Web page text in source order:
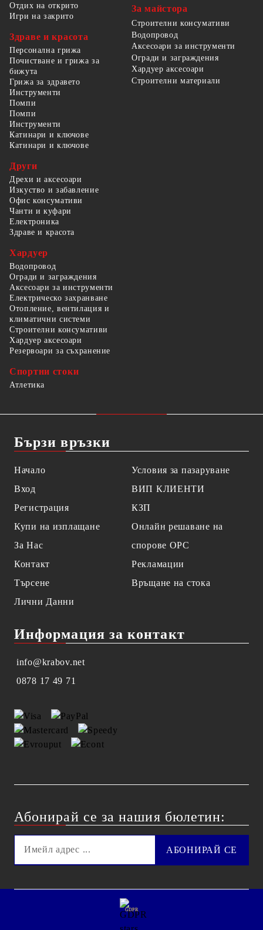
Отдих на открито
Игри на закрито
Здраве и красота
Персонална грижа
Почистване и грижа за
бижута
Грижа за здравето
За майстора
Строителни консумативи
Водопровод
Аксесоари за инструменти
Огради и заграждения
Хардуер аксесоари
Строителни материали
Инструменти
Помпи
Помпи
Инструменти
Катинари и ключове
Катинари и ключове
Други
Дрехи и аксесоари
Изкуство и забавление
Офис консумативи
Чанти и куфари
Електроника
Здраве и красота
Хардуер
Водопровод
Огради и заграждения
Аксесоари за инструменти
Електрическо захранване
Отопление, вентилация и
климатични системи
Строителни консумативи
Хардуер аксесоари
Резервоари за съхранение
Спортни стоки
Атлетика
Бързи връзки
Начало
Вход
Регистрация
Купи на изплащане
За Нас
Контакт
Търсене
Лични Данни
Условия за пазаруване
ВИП КЛИЕНТИ
КЗП
Онлайн решаване на
спорове OPC
Рекламации
Връщане на стока
Информация за контакт
info@krabov.net
0878 17 49 71
Абонирай се за нашия бюлетин:
GDPR